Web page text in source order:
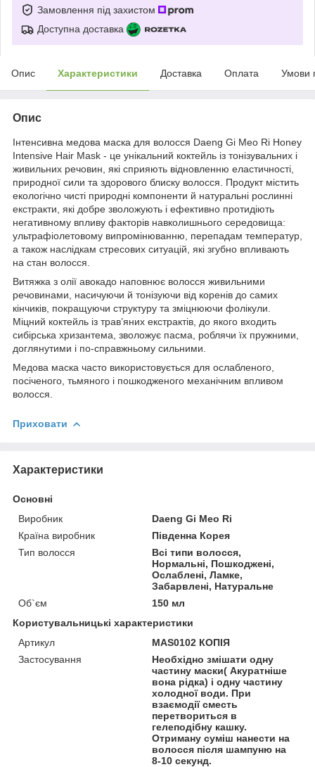
Замовлення під захистом
Доступна доставка
Опис Характеристики Доставка Оплата Умови
Опис
Інтенсивна медова маска для волосся Daeng Gi Meo Ri Honey
Intensive Hair Mask - це унікальний коктейль із тонізувальних і
живильних речовин, які сприяють відновленню еластичності,
природної сили та здорового блиску волосся. Продукт містить
екологічно чисті природні компоненти й натуральні рослинні
екстракти, які добре зволожують і ефективно протидіють
негативному впливу факторів навколишнього середовища:
ультрафіолетовому випромінюванню, перепадам температур,
а також наслідкам стресових ситуацій, які згубно впливають
на стан волосся.
Витяжка з олії авокадо наповнює волосся живильними
речовинами, насичуючи й тонізуючи від коренів до самих
кінчиків, покращуючи структуру та зміцнюючи фолікули.
Міцний коктейль із трав’яних екстрактів, до якого входить
сибірська хризантема, зволожує пасма, роблячи їх пружними,
доглянутими і по-справжньому сильними.
Медова маска часто використовується для ослабленого,
посіченого, тьмяного і пошкодженого механічним впливом
волосся.
Приховати
Характеристики
Основні
Виробник
Daeng Gi Meo Ri
Країна виробник
Південна Корея
Тип волосся
Всі типи волосся,
Нормальні, Пошкоджені,
Ослаблені, Ламке,
Забарвлені, Натуральне
Об`єм
150 мл
Користувальницькі характеристики
Артикул
MAS0102 КОПІЯ
Застосування
Необхідно змішати одну
частину маски( Акуратніше
вона рідка) і одну частину
холодної води. При
взаємодії сместь
перетвориться в
гелеподібну кашку.
Отриману суміш нанести на
волосся після шампуню на
8-10 секунд.